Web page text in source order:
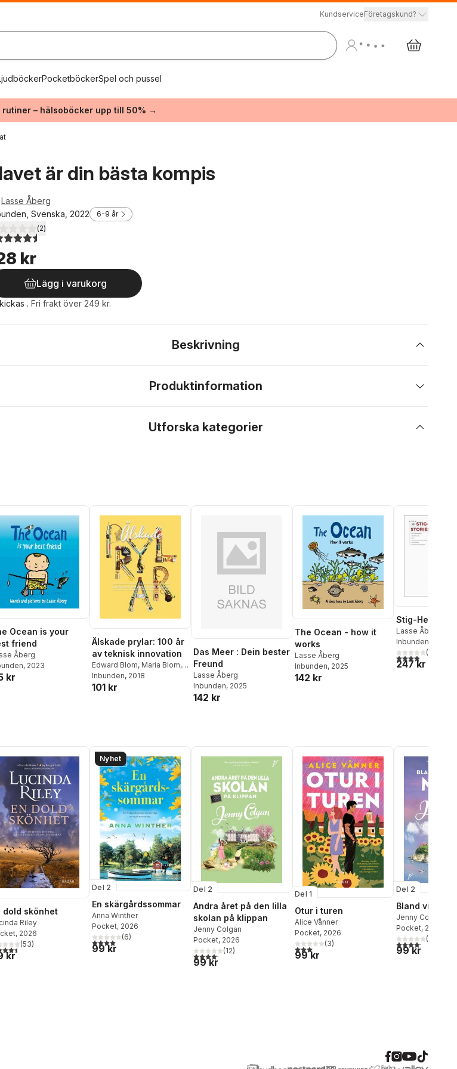
KundserviceFöretagskund?
PocketböckerSpel och pussel
rutiner – hälsoböcker upp till 50% →
är din bästa kompis
Lasse Åberg
Svenska, 2022
6-9 år
utav 5 stjärnor. Totalt antal röster:
(2)
kr
Lägg i varukorg
. Fri frakt över 249 kr.
Beskrivning
Produktinformation
Utforska kategorier
Ocean is your
friend
Åberg
, 2023
kr
Älskade prylar: 100 år
av teknisk innovation
Edward Blom, Maria Blom,
Marie-Louise Danielsson
Tham,Johanna Davidsson
Inbunden, 2018
101 kr
Das Meer : Dein bester
Freund
Lasse Åberg
Inbunden, 2025
142 kr
The Ocean - how it
works
Lasse Åberg
Inbunden, 2025
142 kr
Stig-Helmer
Lasse Åberg
Inbunden
3,9utav 5(
247 kr
dold skönhet
Riley
, 2026
utav 5 stjärnor. Totalt antal röster:
(53)
kr
Nyhet
Del 2
En skärgårdssommar
Anna Winther
Pocket, 2026
4,0utav 5 stjärnor. Totalt antal röster:
(6)
99 kr
Del 2
Andra året på den lilla
skolan på klippan
Jenny Colgan
Pocket, 2026
4,2utav 5 stjärnor. Totalt antal röster:
(12)
99 kr
Del 1
Otur i turen
Alice Vånner
Pocket, 2026
3,0utav 5 stjärnor. Totalt antal röster:
(3)
99 kr
Del 2
Bland vita
Jenny Colgan
Pocket, 2026
4,2utav 5(
99 kr